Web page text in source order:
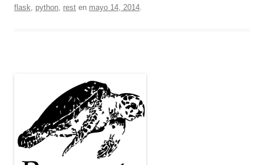
flask, python, rest en mayo 14, 2014.